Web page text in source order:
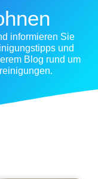
informieren Sie
und
Blog rund um